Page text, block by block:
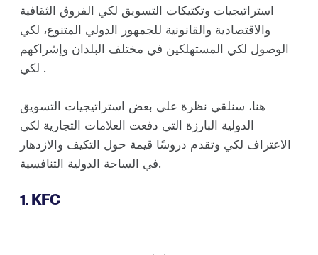
استراتيجيات وتكتيكات التسويق لكي الفروق الثقافية
والاقتصادية والقانونية للجمهور الدولي المتنوع، لكي
الوصول لكي المستهلكين في مختلف البلدان وإشراكهم
لكي .
هنا، سنلقي نظرة على بعض استراتيجيات التسويق
الدولية البارزة التي دفعت العلامات التجارية لكي
الاعتراف لكي وتقدم دروسًا قيمة حول التكيف والازدهار
في الساحة الدولية التنافسية.
1. KFC